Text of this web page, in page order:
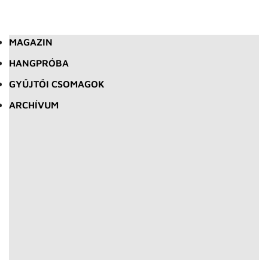
MAGAZIN
HANGPRÓBA
GYŰJTŐI CSOMAGOK
ARCHÍVUM